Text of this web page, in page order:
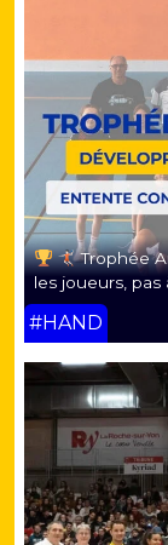
Trophée
les joueurs, pas
#HAND